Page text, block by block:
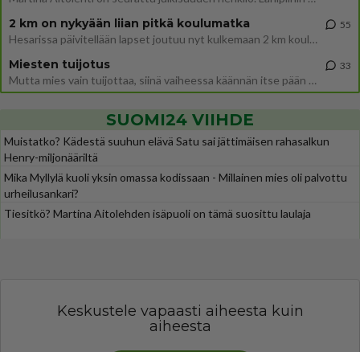
2 km on nykyään liian pitkä koulumatka
Hesarissa päivitellään lapset joutuu nyt kulkemaan 2 km kouluun jösses. Ruostefillarilla tuo matka menee vaikka miten äk
55
Miesten tuijotus
Mutta mies vain tuijottaa, siinä vaiheessa käännän itse pään pois. Mikä juttu? Yleensä jos joku tuijottaa tai katsoo, hä
33
SUOMI24 VIIHDE
Muistatko? Kädestä suuhun elävä Satu sai jättimäisen rahasalkun
Henry-miljonääriltä
Mika Myllylä kuoli yksin omassa kodissaan - Millainen mies oli palvottu
urheilusankari?
Tiesitkö? Martina Aitolehden isäpuoli on tämä suosittu laulaja
Keskustele vapaasti aiheesta kuin
aiheesta